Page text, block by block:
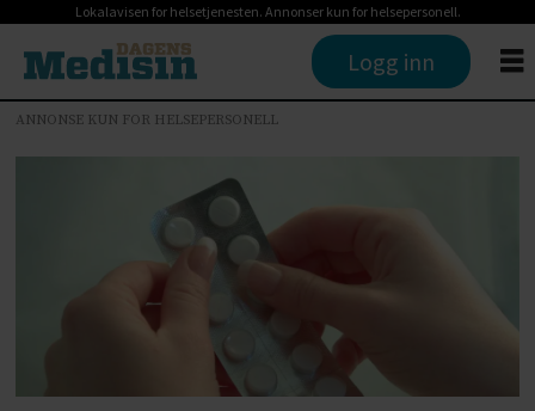
Lokalavisen for helsetjenesten. Annonser kun for helsepersonell.
Logg inn
ANNONSE KUN FOR HELSEPERSONELL